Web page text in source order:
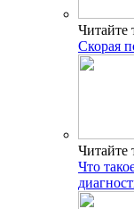
Читайте
Скорая
Читайте
Что